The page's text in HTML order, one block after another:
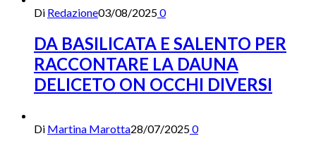
Di Redazione03/08/20250
DA BASILICATA E SALENTO PER
RACCONTARE LA DAUNA
DELICETO ON OCCHI DIVERSI
Di Martina Marotta28/07/20250